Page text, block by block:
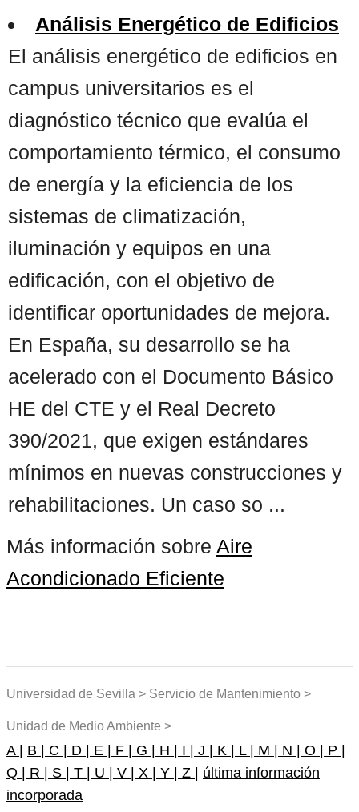
Análisis Energético de Edificios
El análisis energético de edificios en
campus universitarios es el
diagnóstico técnico que evalúa el
comportamiento térmico, el consumo
de energía y la eficiencia de los
sistemas de climatización,
iluminación y equipos en una
edificación, con el objetivo de
identificar oportunidades de mejora.
En España, su desarrollo se ha
acelerado con el Documento Básico
HE del CTE y el Real Decreto
390/2021, que exigen estándares
mínimos en nuevas construcciones y
rehabilitaciones. Un caso so ...
Más información sobre Aire
Acondicionado Eficiente
Universidad de Sevilla > Servicio de Mantenimiento >
Unidad de Medio Ambiente >
A | B | C | D | E | F | G | H | I | J | K | L | M | N | O | P |
Q | R | S | T | U | V | X | Y | Z | última información
incorporada